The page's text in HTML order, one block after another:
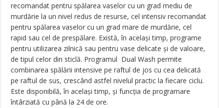
recomandat pentru spălarea vaselor cu un grad mediu de
murdărie la un nivel redus de resurse, cel intensiv recomandat
pentru spălarea vaselor cu un grad mare de murdărie, cel
rapid sau cel de prespălare. Există, în același timp, programe
pentru utilizarea zilnică sau pentru vase delicate și de valoare,
de tipul celor din sticlă. Programul Dual Wash permite
combinarea spălării intensive pe raftul de jos cu cea delicată
pe raftul de sus, crescând astfel nivelul practic la fiecare ciclu.
Este disponibilă, în același timp, și funcția de programare
întârziată cu până la 24 de ore.